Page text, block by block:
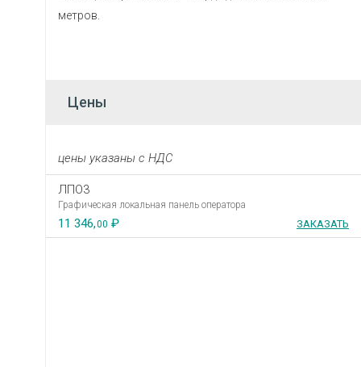
метров.
Цены
цены указаны с НДС
ЛПО3
Графическая локальная панель оператора
11 346,00 ₽ ЗАКАЗАТЬ